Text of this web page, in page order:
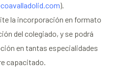
).
la incorporación en formato
del colegiado, y se podrá
en tantas especialidades
capacitado.